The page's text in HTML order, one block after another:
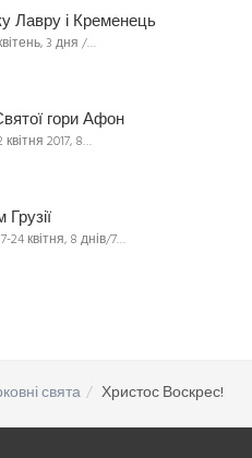
Лавру і Кременець
3 дня /…
гори Афон
2017, 8…
24 квітня, 8 днів/7…
свята Христос Воскрес!